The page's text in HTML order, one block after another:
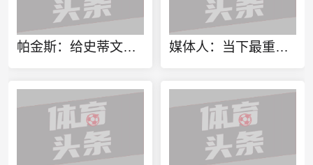
帕金斯：给史蒂文斯评分F 他用巅峰球星换了几部iPhone和几张湿巾 媒体人：当下最重要是找对方向 做实事 做对中国篮球发展好的事